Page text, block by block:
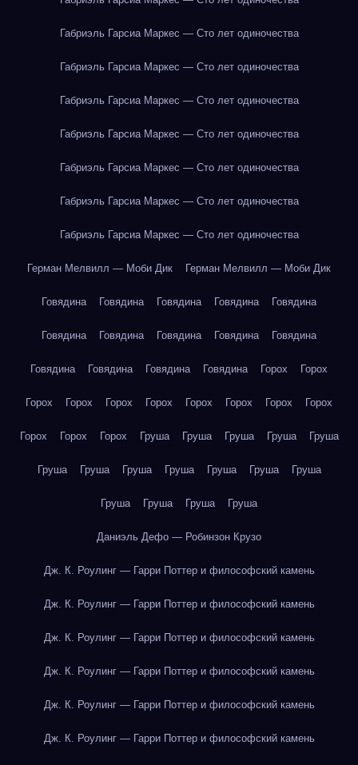
Габриэль Гарсиа Маркес — Сто лет одиночества
Габриэль Гарсиа Маркес — Сто лет одиночества
Габриэль Гарсиа Маркес — Сто лет одиночества
Габриэль Гарсиа Маркес — Сто лет одиночества
Габриэль Гарсиа Маркес — Сто лет одиночества
Габриэль Гарсиа Маркес — Сто лет одиночества
Габриэль Гарсиа Маркес — Сто лет одиночества
Герман Мелвилл — Моби Дик Герман Мелвилл — Моби Дик
Говядина Говядина Говядина Говядина Говядина
Говядина Говядина Говядина Говядина Говядина
Говядина Говядина Говядина Говядина Горох Горох
Горох Горох Горох Горох Горох Горох Горох Горох
Горох Горох Горох Груша Груша Груша Груша Груша
Груша Груша Груша Груша Груша Груша Груша
Груша Груша Груша Груша
Даниэль Дефо — Робинзон Крузо
Дж. К. Роулинг — Гарри Поттер и философский камень
Дж. К. Роулинг — Гарри Поттер и философский камень
Дж. К. Роулинг — Гарри Поттер и философский камень
Дж. К. Роулинг — Гарри Поттер и философский камень
Дж. К. Роулинг — Гарри Поттер и философский камень
Дж. К. Роулинг — Гарри Поттер и философский камень